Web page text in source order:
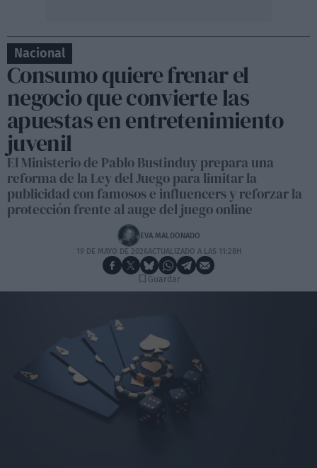
Nacional
Consumo quiere frenar el
negocio que convierte las
apuestas en entretenimiento
juvenil
El Ministerio de Pablo Bustinduy prepara una
reforma de la Ley del Juego para limitar la
publicidad con famosos e influencers y reforzar la
protección frente al auge del juego online
EVA MALDONADO
19 DE MAYO DE 2026ACTUALIZADO A LAS 11:28H
Guardar